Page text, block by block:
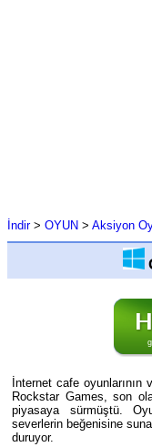
İndir> OYUN > Aksiyon
İnternet cafe oyunlarının
Rockstar Games, son
piyasaya sürmüştü.
severlerin beğenisine
duruyor.